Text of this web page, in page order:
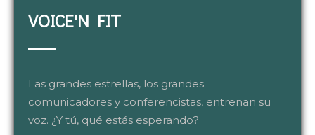
VOICE'N FIT
Las grandes estrellas, los grandes
comunicadores y conferencistas, entrenan su
voz. ¿Y tú, qué estás esperando?